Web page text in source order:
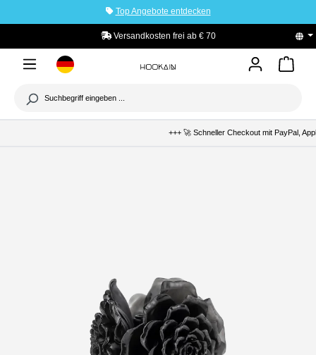
Top Angebote entdecken
Versandkosten frei ab € 70 PayPal
+++ 🚀 Schneller Checkout mit PayPal, Apple